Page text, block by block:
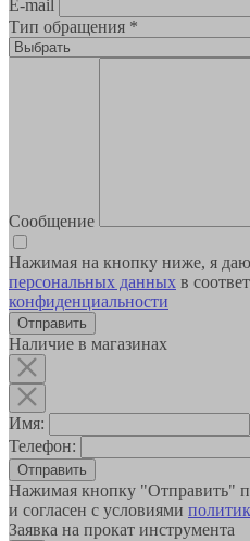
E-mail
Тип обращения *
Сообщение
Нажимая на кнопку ниже, я даю
персональных данных в
конфиденциальности
Наличие в магазинах
Имя:
Телефон:
Отправить
Нажимая кнопку "Отправить"
и согласен с условиями
Заявка на прокат инструмента